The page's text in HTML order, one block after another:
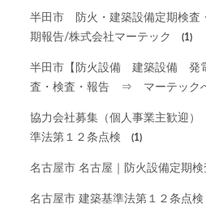
半田市 防火・建築設備定期検査
期報告/株式会社マーテック
(1)
半田市【防火設備 建築設備 発
査・検査・報告 ⇒ マーテック
協力会社募集（個人事業主歓迎
準法第１２条点検
(1)
名古屋市 名古屋｜防火設備定期検
名古屋市 建築基準法第１２条点